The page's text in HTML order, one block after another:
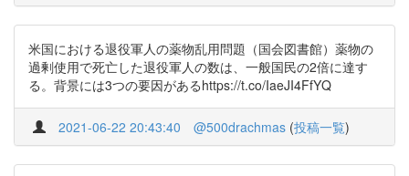
米国における退役軍人の薬物乱用問題（国会図書館）薬物の
過剰使用で死亡した退役軍人の数は、一般国民の2倍に達す
る。背景には3つの要因があるhttps://t.co/IaeJI4FfYQ
2021-06-22 20:43:40 @500drachmas (投稿一覧)